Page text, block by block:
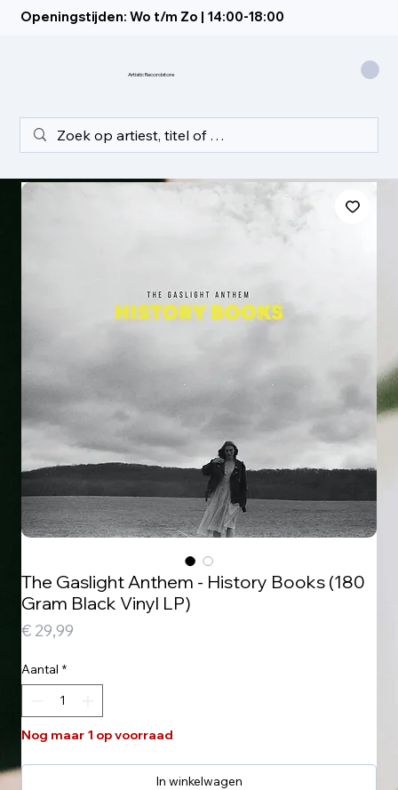
Openingstijden: Wo t/m Zo | 14:00-18:00
Artistic Recordstore
The Gaslight Anthem - History Books (180
Gram Black Vinyl LP)
€ 29,99
Aantal *
Nog maar 1 op voorraad
In winkelwagen